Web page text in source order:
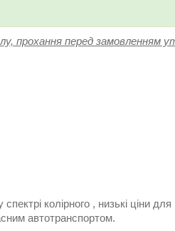
прохання перед замовленням
колірного , низькі ціни для
автотранспортом.